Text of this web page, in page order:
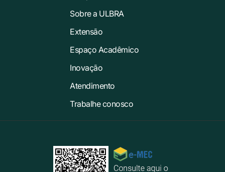
Sobre a ULBRA
Extensão
Espaço Acadêmico
Inovação
Atendimento
Trabalhe conosco